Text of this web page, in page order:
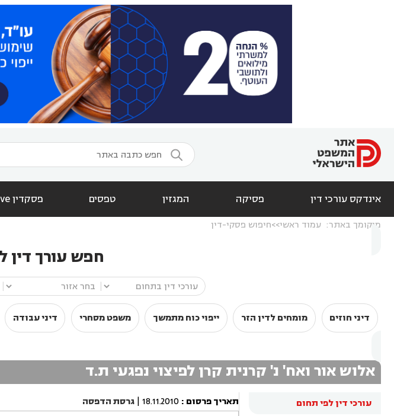

אינדקס עורכי דין פסיקה המגזין טפסים פסקדין Live
מיקומך באתר: עמוד ראשי חיפוש פסקי-דין
חפש עורך דין
דיני חוזים מומחים לדין הזר ייפוי כוח מתמשך משפט מסחרי דיני עבודה
אלוש אור ואח' נ' קרנית קרן לפיצוי נפגעי ת.ד
עורכי דין לפי תחום
תאריך פרסום :
18.11.2010
| גרסת הדפסה